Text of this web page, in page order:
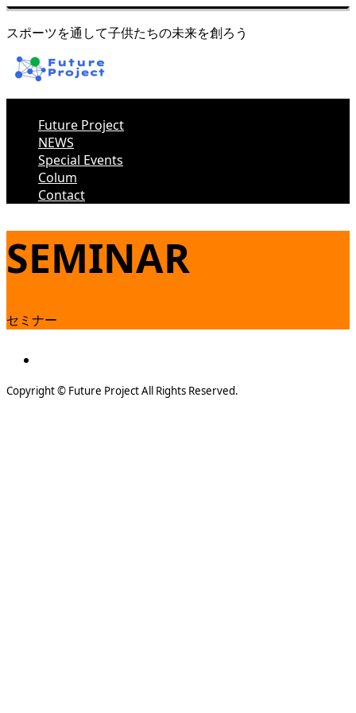
スポーツを通して子供たちの未来を創ろう
Future Project
NEWS
Special Events
Colum
Contact
SEMINAR
セミナー
Copyright © Future Project All Rights Reserved.